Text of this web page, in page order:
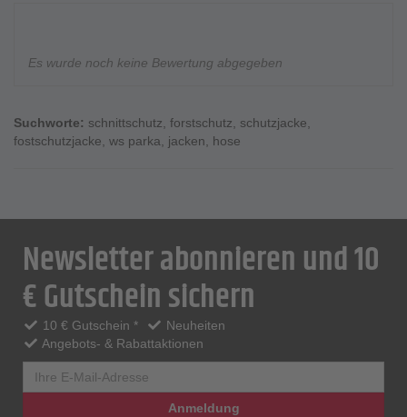
Es wurde noch keine Bewertung abgegeben
Suchworte: schnittschutz, forstschutz, schutzjacke,
fostschutzjacke, ws parka, jacken, hose
Newsletter abonnieren und 10
€ Gutschein sichern
10 € Gutschein *
Neuheiten
Angebots- & Rabattaktionen
Anmeldung